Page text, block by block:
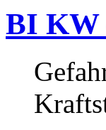
BI KW